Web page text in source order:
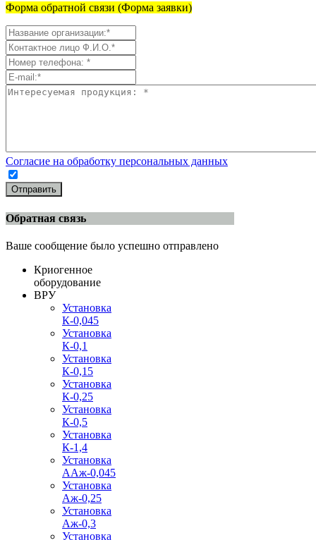
Форма обратной связи (Форма заявки)
Согласие на обработку персональных данных
Отправить
Обратная связь
Ваше сообщение было успешно отправлено
Криогенное
оборудование
ВРУ
Установка
К-0,045
Установка
К-0,1
Установка
К-0,15
Установка
К-0,25
Установка
К-0,5
Установка
К-1,4
Установка
ААж-0,045
Установка
Аж-0,25
Установка
Аж-0,3
Установка